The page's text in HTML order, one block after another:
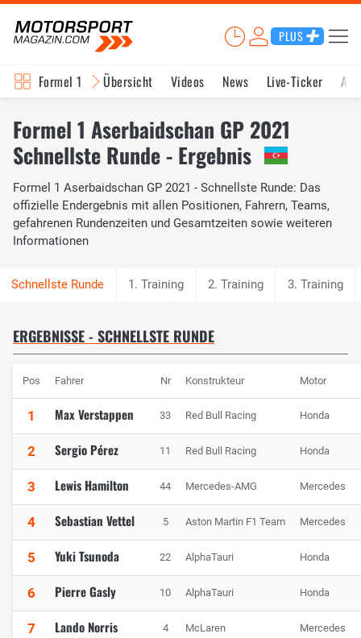
PLUS
Formel 1 Übersicht Videos News Live-Ticker
Formel 1 Aserbaidschan GP 2021
Schnellste Runde - Ergebnis
Formel 1 Aserbaidschan GP 2021 - Schnellste Runde: Das
offizielle Endergebnis mit allen Positionen, Fahrern, Teams,
gefahrenen Rundenzeiten und Gesamtzeiten sowie weiteren
Informationen
1. Training 2. Training 3. Training
ERGEBNISSE - SCHNELLSTE RUNDE
Pos Fahrer Nr Konstrukteur Motor
1 Max Verstappen 33 Red Bull Racing Honda
2 Sergio Pérez 11 Red Bull Racing Honda
3 Lewis Hamilton 44 Mercedes-AMG Mercedes
4 Sebastian Vettel 5 Aston Martin F1 Team Mercedes
5 Yuki Tsunoda 22 AlphaTauri Honda
6 Pierre Gasly 10 AlphaTauri Honda
7 Lando Norris 4 McLaren Mercedes